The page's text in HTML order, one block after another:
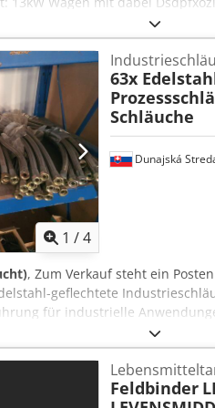
1 /4
Dunajská
63x
Schläuche
, Zum Verkauf steht ein
geflechtete
für industrielle
fachgerecht demontiert.
Eine vollständige Prüfung
(Brauereien) –
Ersatzteile Inklusive mehrerer
Feldbinder